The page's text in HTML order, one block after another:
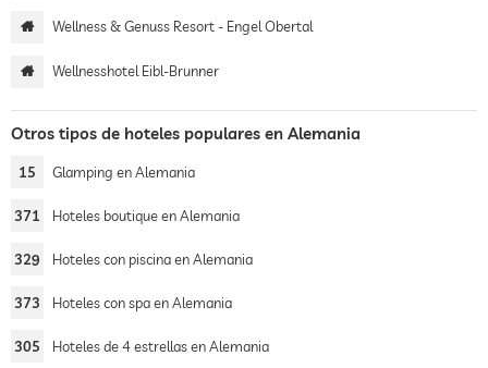
Wellness & Genuss Resort - Engel Obertal
Wellnesshotel Eibl-Brunner
Otros tipos de hoteles populares en Alemania
15 Glamping en Alemania
371 Hoteles boutique en Alemania
329 Hoteles con piscina en Alemania
373 Hoteles con spa en Alemania
305 Hoteles de 4 estrellas en Alemania